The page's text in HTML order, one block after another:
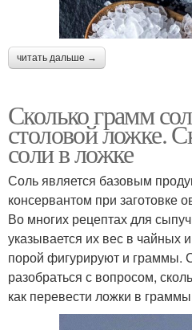
читать дальше →
Сколько грамм
столовой ложке.
соли в ложке
Соль является базовым
консервантом при заготовке
Во многих рецептах для
указывается их вес в чайных
порой фигурируют и граммы.
разобраться с вопросом,
как перевести ложки в